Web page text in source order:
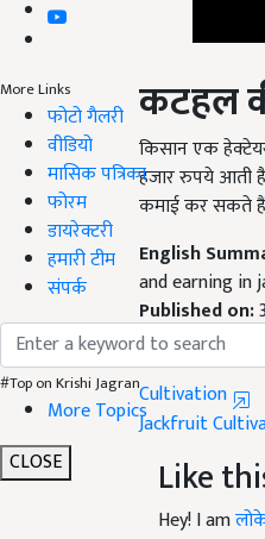
More Links
फोटो गैलरी
वीडियो
मासिक पत्रिका
फोरम
डायरेक्टरी
हमारी टीम
संपर्क
#Top on Krishi Jagran
More Topics
CLOSE
कटहल
किसान एक
हजार रुपये आती
कमाई कर सकते
English
and earning
Published on:
Cultivation
Jackfruit
Like
Hey! I am
your